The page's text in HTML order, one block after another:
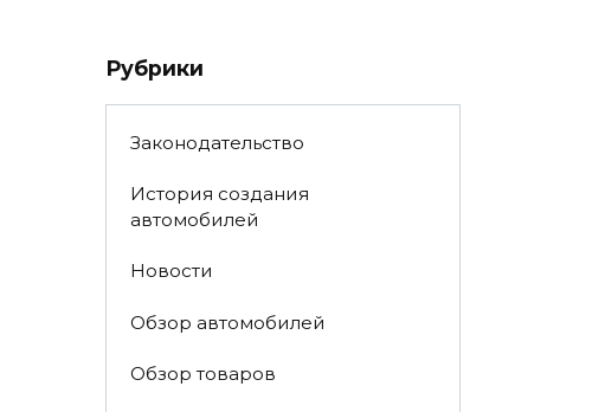
Рубрики
Законодательство
История создания
автомобилей
Новости
Обзор автомобилей
Обзор товаров